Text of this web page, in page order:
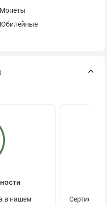
поверхности.
в зависимости
Монеты
Юбилейные
в нашем